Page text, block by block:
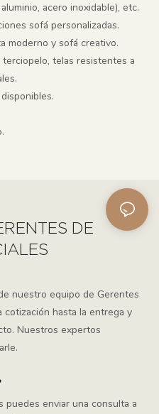
acero inoxidable), etc.
sofá personalizadas.
moderno y sofá creativo.
telas resistentes a
DE
nuestro equipo de Gerentes
cotización hasta la entrega y
Nuestros expertos
enviar una consulta a